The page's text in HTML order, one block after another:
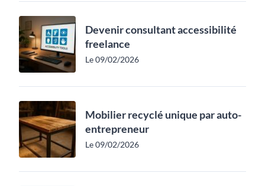
Devenir consultant accessibilité
freelance
Le 09/02/2026
Mobilier recyclé unique par auto-
entrepreneur
Le 09/02/2026